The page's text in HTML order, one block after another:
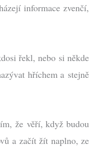
informace zvenčí,
řekl, nebo si někde
hříchem a stejně
že věří, když budou
a začít žít naplno, ze